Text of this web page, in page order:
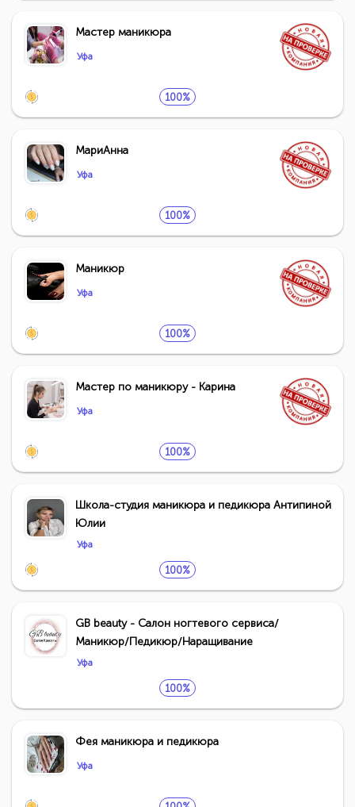
Мастер маникюра
Уфа
100%
МариАнна
Уфа
100%
Маникюр
Уфа
100%
Мастер по маникюру - Карина
Уфа
100%
Школа-студия маникюра и педикюра Антипиной
Юлии
Уфа
100%
GB beauty - Салон ногтевого сервиса/
Маникюр/Педикюр/Наращивание
Уфа
100%
Фея маникюра и педикюра
Уфа